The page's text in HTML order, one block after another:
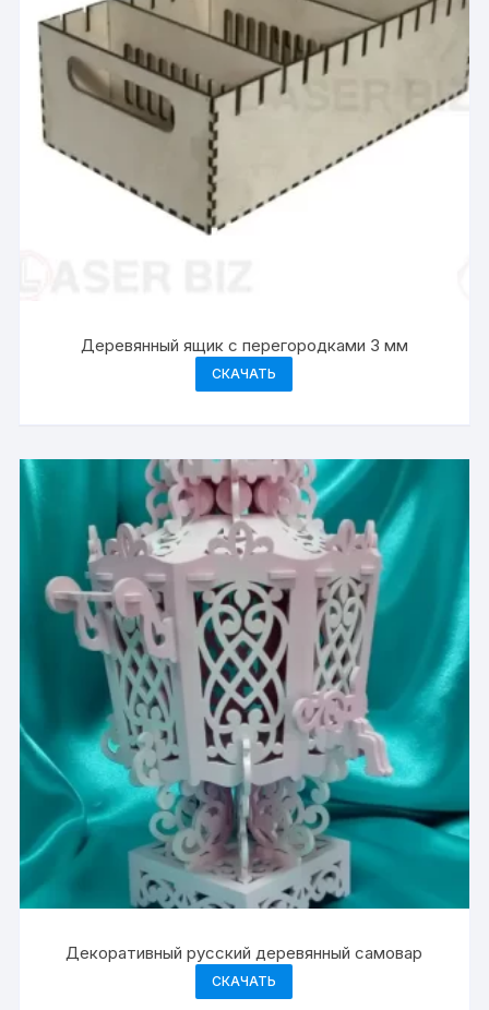
Деревянный ящик с перегородками 3 мм
СКАЧАТЬ
Декоративный русский деревянный самовар
СКАЧАТЬ